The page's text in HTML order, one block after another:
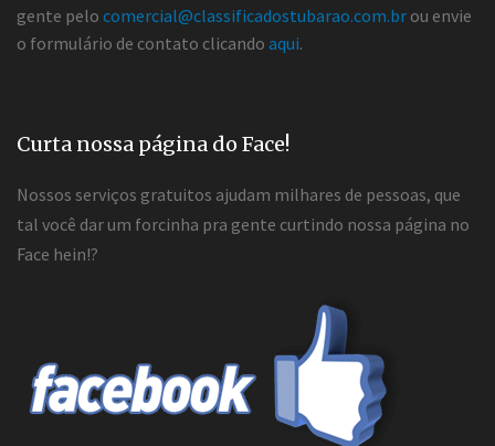
gente pelo comercial@classificadostubarao.com.br ou envie
o formulário de contato clicando aqui.
Curta nossa página do Face!
Nossos serviços gratuitos ajudam milhares de pessoas, que
tal você dar um forcinha pra gente curtindo nossa página no
Face hein!?